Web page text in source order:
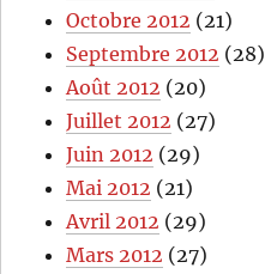
Octobre 2012 (21)
Septembre 2012 (28)
Août 2012 (20)
Juillet 2012 (27)
Juin 2012 (29)
Mai 2012 (21)
Avril 2012 (29)
Mars 2012 (27)